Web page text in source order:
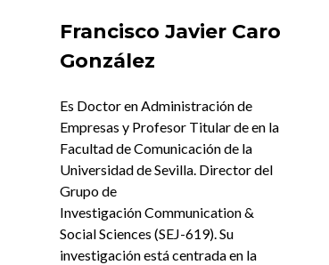
Francisco Javier Caro
González
Es Doctor en Administración de
Empresas y Profesor Titular de en la
Facultad de Comunicación de la
Universidad de Sevilla. Director del
Grupo de
Investigación Communication &
Social Sciences (SEJ-619). Su
investigación está centrada en la